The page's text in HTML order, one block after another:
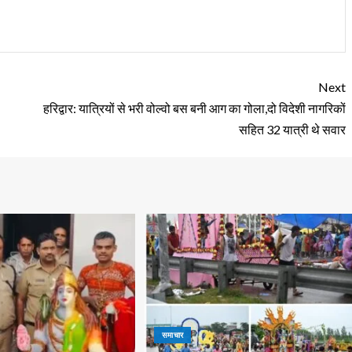
Next
हरिद्वार: यात्रियों से भरी वोल्वो बस बनी आग का गोला,दो विदेशी नागरिकों
सहित 32 यात्री थे सवार
समाचार